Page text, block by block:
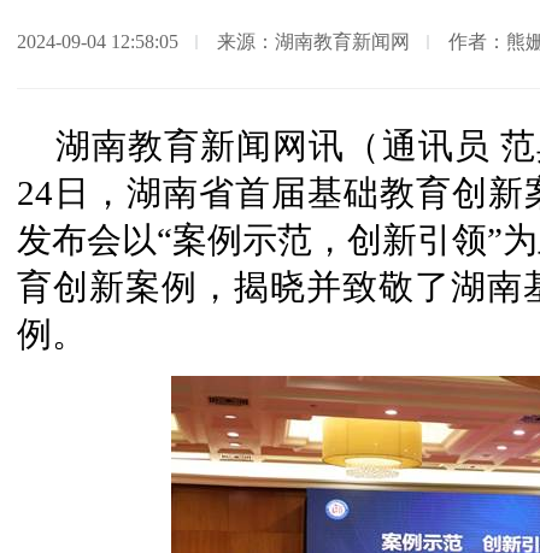
2024-09-04 12:58:05 来源：湖南教育新闻网 作者：熊
湖南教育新闻网讯（通讯员
24日，湖南省首届基础教育创
发布会以“案例示范，创新引领”
育创新案例，揭晓并致敬了湖
例。